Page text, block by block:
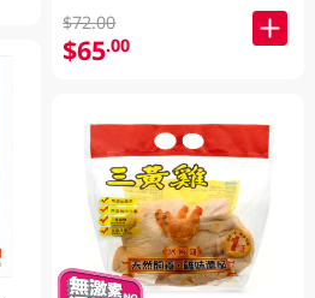
$72.00
$65.00